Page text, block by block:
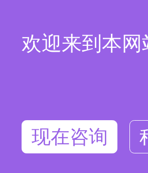
欢迎来到本
现在咨询